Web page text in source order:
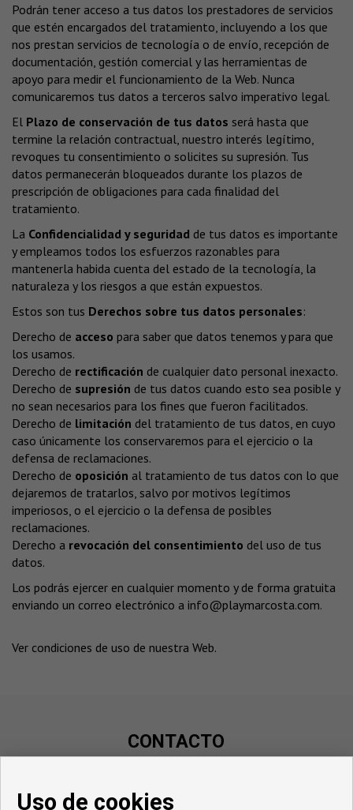
Podrán tener acceso a tus datos los prestadores de servicios
que estén encargados del tratamiento, incluyendo a los que
nos prestan servicios de tecnología o de envío, recepción de
documentación, gestión comercial y las herramientas de
apoyo para medir el funcionamiento de la Web. Nunca
comunicaremos tus datos a terceros salvo imperativo legal.
El Plazo de conservación de tus datos será hasta que
termine la relación contractual, nuestro interés legítimo,
revoques tu consentimiento o solicites su supresión. Tus
datos permanecerán bloqueados durante los plazos de
prescripción de obligaciones para cada finalidad del
tratamiento.
La Confidencialidad y seguridad de tus datos es importante
y empleamos todos los esfuerzos razonables para
mantenerla habida cuenta del estado de la tecnología, la
naturaleza y los riesgos a que están expuestos.
Estos son tus Derechos sobre tus datos personales:
Derecho de acceso para saber que datos tenemos y para que
los usamos.
Derecho de rectificación de cualquier dato personal inexacto.
Derecho de supresión de tus datos cuando esto sea posible y
no sean necesarios para los fines que fueron facilitados.
Derecho de limitación del tratamiento de tus datos, en cuyo
caso únicamente los conservaremos para el ejercicio o la
defensa de reclamaciones.
Derecho de oposición al tratamiento de tus datos con lo que
dejaremos de tratarlos, salvo por motivos legítimos
imperiosos, o el ejercicio o la defensa de posibles
reclamaciones.
Derecho a revocación del consentimiento del uso de tus
datos.
Los podrás ejercer en cualquier momento y de forma gratuita
enviando un correo electrónico a info@playmarcosta.com.
Ver condiciones de uso de nuestra Web.
CONTACTO
Oficina Nuevo Habitat
Uso de cookies